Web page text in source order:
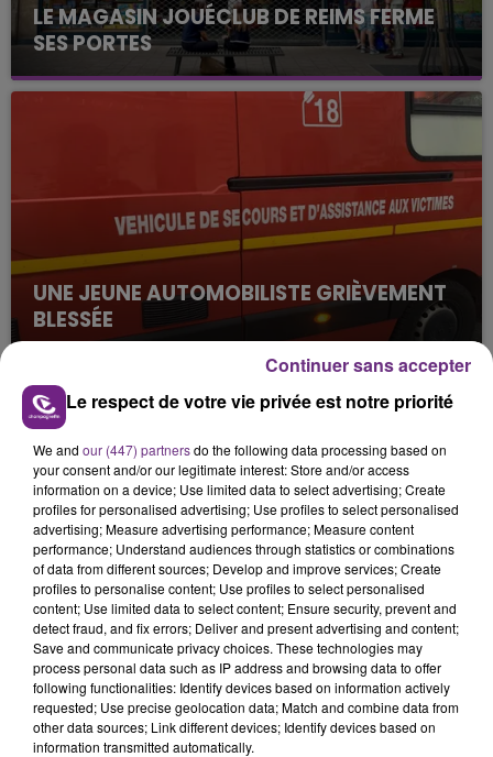
LE MAGASIN JOUÉCLUB DE REIMS FERME
SES PORTES
C'était l'une des institutions du centre-ville
rémois. Le magasin JouéClub est contraint de
UNE JEUNE AUTOMOBILISTE GRIÈVEMENT
BLESSÉE
Une automobiliste s'est retrouvée piégée dans
son véhicule après une collision avec un poids
lourd. Très grièvement blessée, la jeune femme
de 20 ans a été...
TITRES DIFFUSÉS
11h39
11h39
RAYE
Where Is My Husband!
11h36
11h36
ALEX WARREN
Fever Dream
Le respect de votre vie privée est notre priorité
We and our (447) partnersdo the following data processing based on
your consent and/or our legitimate interest: Store and/or access
information on a device; Use limited data to select advertising; Create
profiles for personalised advertising; Use profiles to select personalised
advertising; Measure advertising performance; Measure content
performance; Understand audiences through statistics or combinations
of data from different sources; Develop and improve services; Create
profiles to personalise content; Use profiles to select personalised
content; Use limited data to select content; Ensure security, prevent and
detect fraud, and fix errors; Deliver and present advertising and content;
Save and communicate privacy choices. These technologies may
process personal data such as IP address and browsing data to offer
following functionalities: Identify devices based on information actively
requested; Use precise geolocation data; Match and combine data from
other data sources; Link different devices; Identify devices based on
information transmitted automatically.
Continuer sans accepter